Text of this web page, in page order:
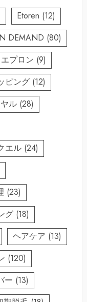
Etoren (12)
DEMAND (80)
エプロン (9)
ピング (12)
ル (28)
エル (24)
(23)
グ (18)
ヘアケア (13)
(120)
ー (13)